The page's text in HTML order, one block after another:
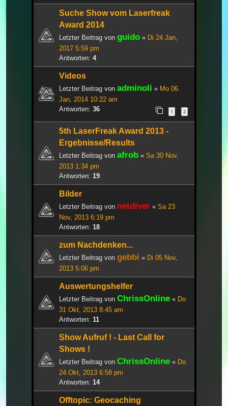
Suche Show vom Laserfreak
Award 2014
Letzter Beitrag von guido « Di 24 Jan,
2017 5:59 pm
Antworten: 4
Videos
Letzter Beitrag von adminoli « Mo 06
Jan, 2014 10:22 am
Antworten: 36 1 2
5th LaserFreak Award 2013 -
Ergebnisse/Results
Letzter Beitrag von afrob « Sa 30 Nov,
2013 1:34 pm
Antworten: 19
Bilder
Letzter Beitrag von netdiver « Sa 23
Nov, 2013 6:19 pm
Antworten: 18
zum Nachdenken...
Letzter Beitrag von gebbi « Di 05 Nov,
2013 5:06 pm
Auswertungshelfer
Letzter Beitrag von ChrissOnline « Do
31 Okt, 2013 8:45 am
Antworten: 11
Show Aufruf ! - Last Call for
Shows !
Letzter Beitrag von ChrissOnline « Do
24 Okt, 2013 6:58 pm
Antworten: 14
Offtopic: Geocaching